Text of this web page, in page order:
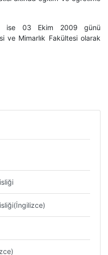
ise 03 Ekim 2009 günü
ve Mimarlık Fakültesi olarak